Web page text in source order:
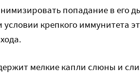
попадание в его
крепкого иммунитета
мелкие капли слюны и